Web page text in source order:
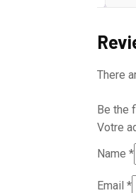
There
Be the
Votre
Name *
Email *